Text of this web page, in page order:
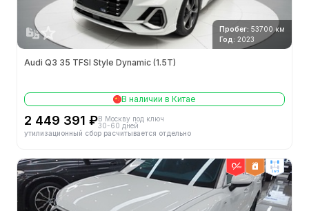
Пробег: 53700 км
Год: 2023
Audi Q3 35 TFSI Style Dynamic (1.5T)
В наличии в Китае
2 449 391 ₽В Москву под ключ
30-60 дней
утилизационный сбор расчитывается отдельно
2wd